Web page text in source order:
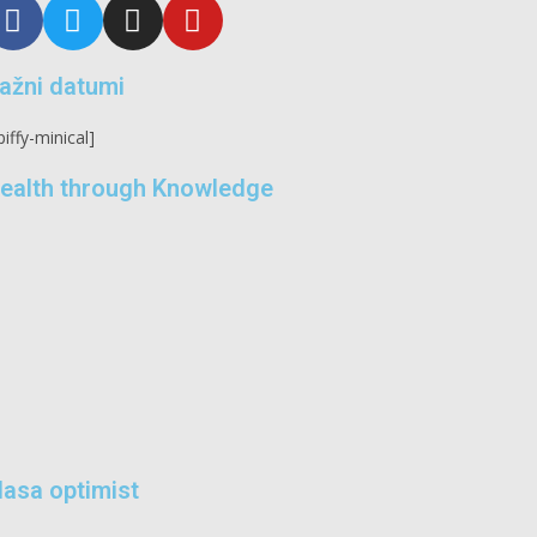
datumi
minical]
through Knowledge
optimist